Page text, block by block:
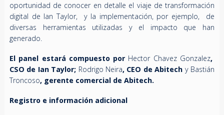
oportunidad de conocer en detalle el viaje de transformación
digital de Ian Taylor, y la implementación, por ejemplo, de
diversas herramientas utilizadas y el impacto que han
generado.
El panel estará compuesto por Hector Chavez Gonzalez,
CSO de Ian Taylor; Rodrigo Neira, CEO de Abitech y Bastián
Troncoso, gerente comercial de Abitech.
Registro e información adicional